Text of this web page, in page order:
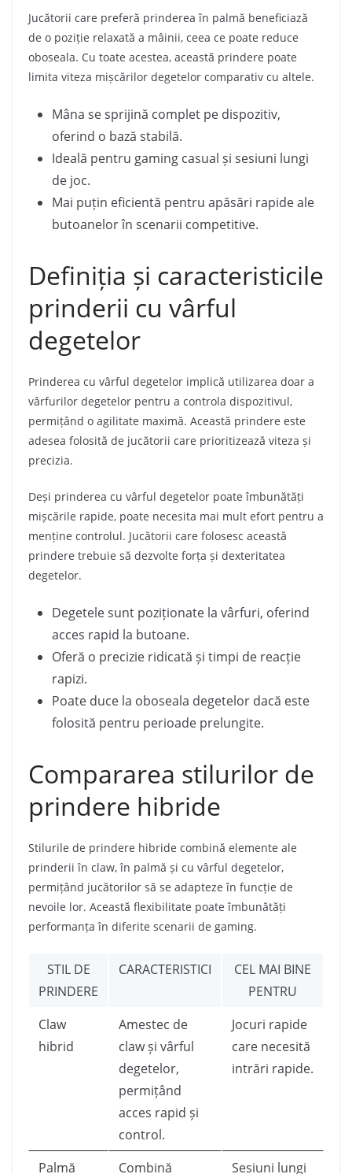
Jucătorii care preferă prinderea în palmă beneficiază
de o poziție relaxată a mâinii, ceea ce poate reduce
oboseala. Cu toate acestea, această prindere poate
limita viteza mișcărilor degetelor comparativ cu altele.
Mâna se sprijină complet pe dispozitiv,
oferind o bază stabilă.
Ideală pentru gaming casual și sesiuni lungi
de joc.
Mai puțin eficientă pentru apăsări rapide ale
butoanelor în scenarii competitive.
Definiția și caracteristicile
prinderii cu vârful
degetelor
Prinderea cu vârful degetelor implică utilizarea doar a
vârfurilor degetelor pentru a controla dispozitivul,
permițând o agilitate maximă. Această prindere este
adesea folosită de jucătorii care prioritizează viteza și
precizia.
Deși prinderea cu vârful degetelor poate îmbunătăți
mișcările rapide, poate necesita mai mult efort pentru a
menține controlul. Jucătorii care folosesc această
prindere trebuie să dezvolte forța și dexteritatea
degetelor.
Degetele sunt poziționate la vârfuri, oferind
acces rapid la butoane.
Oferă o precizie ridicată și timpi de reacție
rapizi.
Poate duce la oboseala degetelor dacă este
folosită pentru perioade prelungite.
Compararea stilurilor de
prindere hibride
Stilurile de prindere hibride combină elemente ale
prinderii în claw, în palmă și cu vârful degetelor,
permițând jucătorilor să se adapteze în funcție de
nevoile lor. Această flexibilitate poate îmbunătăți
performanța în diferite scenarii de gaming.
STIL DE
PRINDERE
CARACTERISTICI
CEL MAI BINE
PENTRU
Claw
hibrid
Amestec de
claw și vârful
degetelor,
permițând
acces rapid și
control.
Jocuri rapide
care necesită
intrări rapide.
Palmă Combină Sesiuni lungi